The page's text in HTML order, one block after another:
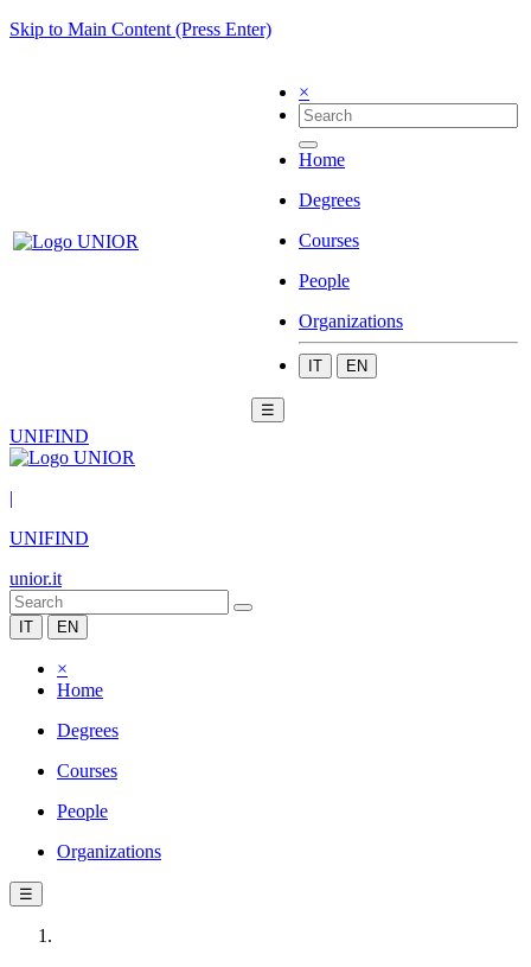
Skip to Main Content (Press Enter)
×
Home
Degrees
Courses
People
Organizations
IT EN
☰
UNIFIND
|
UNIFIND
unior.it
IT EN
×
Home
Degrees
Courses
People
Organizations
☰